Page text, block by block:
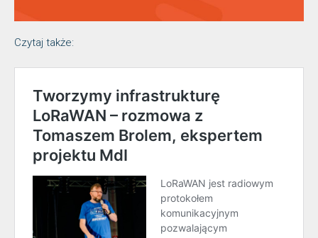
Czytaj także: